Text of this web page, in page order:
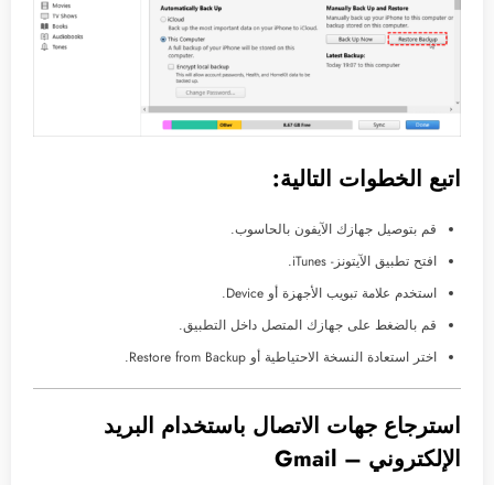
اتبع الخطوات التالية:
قم بتوصيل جهازك الآيفون بالحاسوب.
افتح تطبيق الآيتونز- iTunes.
استخدم علامة تبويب الأجهزة أو Device.
قم بالضغط على جهازك المتصل داخل التطبيق.
اختر استعادة النسخة الاحتياطية أو Restore from Backup.
استرجاع جهات الاتصال باستخدام البريد
الإلكتروني – Gmail